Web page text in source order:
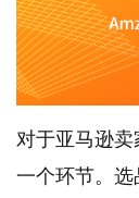
对于亚马逊
一个环节。